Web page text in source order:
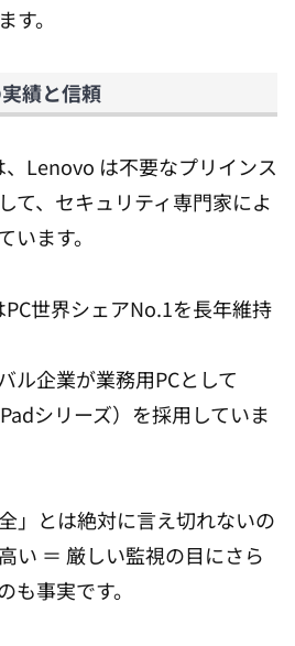
す。
績と信頼
Lenovo は不要なプリインス
て、セキュリティ専門家によ
います。
世界シェアNo.1を長年維持
ル企業が業務用PCとして
シリーズ）を採用していま
」とは絶対に言え切れないの
い ＝ 厳しい監視の目にさら
も事実です。